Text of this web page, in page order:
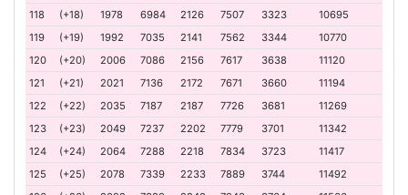
118
(+18) 1978 6984 2126 7507 3323
10695
119
(+19) 1992 7035 2141 7562 3344
10770
120
(+20) 2006 7086 2156 7617 3638
11120
121
(+21) 2021 7136 2172 7671 3660
11194
122
(+22) 2035 7187 2187 7726 3681
11269
123
(+23) 2049 7237 2202 7779 3701
11342
124
(+24) 2064 7288 2218 7834 3723
11417
125
(+25) 2078 7339 2233 7889 3744
11492